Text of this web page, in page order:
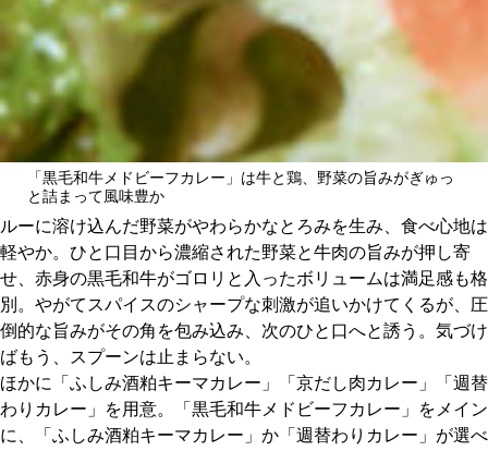
「黒毛和牛メドビーフカレー」は牛と鶏、野菜の旨みがぎゅっ
と詰まって風味豊か
ルーに溶け込んだ野菜がやわらかなとろみを生み、食べ心地は
軽やか。ひと口目から濃縮された野菜と牛肉の旨みが押し寄
せ、赤身の黒毛和牛がゴロリと入ったボリュームは満足感も格
別。やがてスパイスのシャープな刺激が追いかけてくるが、圧
倒的な旨みがその角を包み込み、次のひと口へと誘う。気づけ
ばもう、スプーンは止まらない。
ほかに「ふしみ酒粕キーマカレー」「京だし肉カレー」「週替
わりカレー」を用意。「黒毛和牛メドビーフカレー」をメイン
に、「ふしみ酒粕キーマカレー」か「週替わりカレー」が選べ